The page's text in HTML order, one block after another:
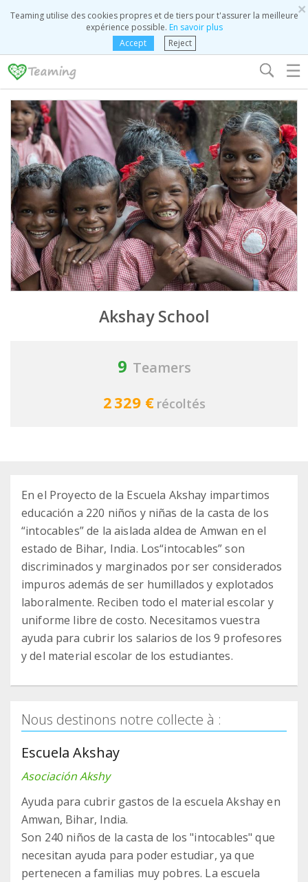
×
Teaming utilise des cookies propres et de tiers pour t'assurer la meilleure
expérience possible. En savoir plus
Accept
Reject
☰
Akshay School
9 Teamers
2 329 € récoltés
En el Proyecto de la Escuela Akshay impartimos
educación a 220 niños y niñas de la casta de los
“intocables” de la aislada aldea de Amwan en el
estado de Bihar, India. Los“intocables” son
discriminados y marginados por ser considerados
impuros además de ser humillados y explotados
laboralmente. Reciben todo el material escolar y
uniforme libre de costo. Necesitamos vuestra
ayuda para cubrir los salarios de los 9 profesores
y del material escolar de los estudiantes.
Nous destinons notre collecte à :
Escuela Akshay
Asociación Akshy
Ayuda para cubrir gastos de la escuela Akshay en
Amwan, Bihar, India.
Son 240 niños de la casta de los "intocables" que
necesitan ayuda para poder estudiar, ya que
pertenecen a familias muy pobres. La escuela